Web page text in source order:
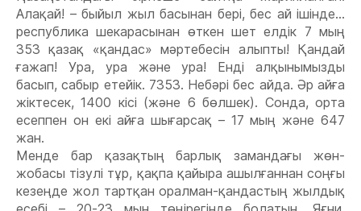
Алақай! – быйыл жыл басынан бері, бес ай ішінде...
республика шекарасынан өткен шет елдік 7 мың
353 қазақ «қандас» мəртебесін алыпты! Қандай
ғажап! Ура, ура жəне ура! Енді алқынымызды
басып, сабыр етейік. 7353. Небəрі бес айда. Əр айға
жіктесек, 1400 кісі (жəне 6 бөлшек). Сонда, орта
есеппен он екі айға шығарсақ – 17 мың жəне 647
жан.
Менде бар қазақтың барлық замандағы жөн-
жобасы тізулі тұр, қақпа қайыра ашылғаннан соңғы
кезеңде жол тартқан оралман-қандастың жылдық